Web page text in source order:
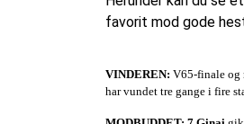
favorit mod gode
VINDEREN: V65-finale og
har vundet tre gange i fire